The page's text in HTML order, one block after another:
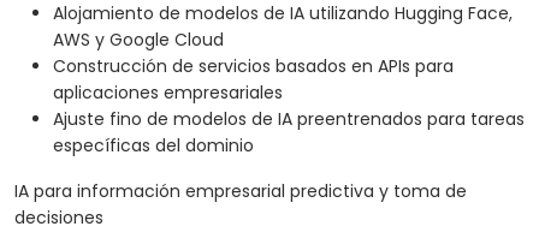
Alojamiento de modelos de IA utilizando Hugging Face,
AWS y Google Cloud
Construcción de servicios basados en APIs para
aplicaciones empresariales
Ajuste fino de modelos de IA preentrenados para tareas
específicas del dominio
IA para información empresarial predictiva y toma de
decisiones